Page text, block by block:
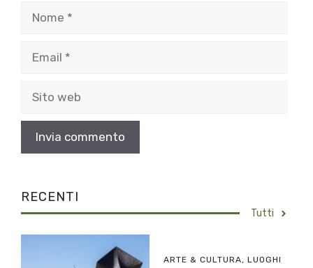
RECENTI
Tutti
ARTE & CULTURA, LUOGHI